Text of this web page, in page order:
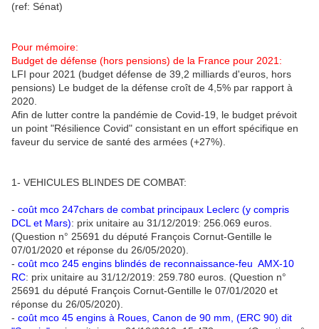
(ref: Sénat)
Pour mémoire:
Budget de défense (hors pensions) de la France pour 2021:
LFI pour 2021 (budget défense de 39,2 milliards d'euros, hors
pensions) Le budget de la défense croît de 4,5% par rapport à
2020.
Afin de lutter contre la pandémie de Covid-19, le budget prévoit
un point "Résilience Covid" consistant en un effort spécifique en
faveur du service de santé des armées (+27%).
1- VEHICULES BLINDES DE COMBAT:
- coût mco 247chars de combat principaux Leclerc (y compris
DCL et Mars): prix unitaire au 31/12/2019: 256.069 euros.
(Question n° 25691 du député François Cornut-Gentille le
07/01/2020 et réponse du 26/05/2020).
- coût mco 245 engins blindés de reconnaissance-feu AMX-10
RC: prix unitaire au 31/12/2019: 259.780 euros. (Question n°
25691 du député François Cornut-Gentille le 07/01/2020 et
réponse du 26/05/2020).
- coût mco 45 engins à Roues, Canon de 90 mm, (ERC 90) dit